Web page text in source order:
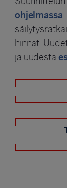
ohjelmassa
hinnat.
ja uudesta